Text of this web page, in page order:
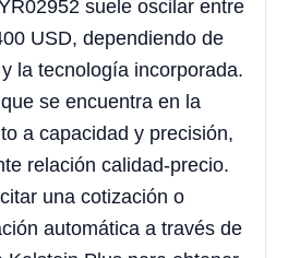
suele oscilar entre
USD, dependiendo de
la tecnología incorporada.
se encuentra en la
a capacidad y precisión,
relación calidad-precio.
una cotización o
automática a través de